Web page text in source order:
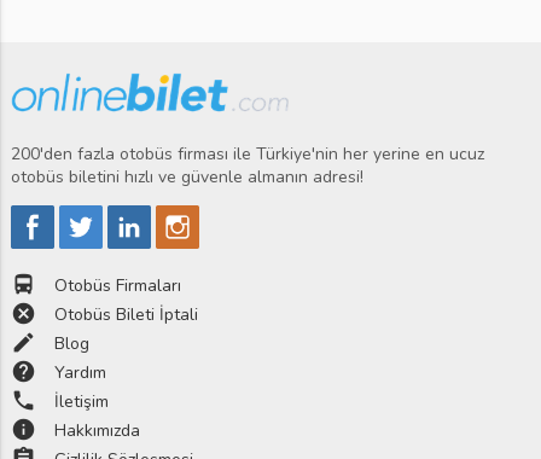
200'den fazla otobüs firması ile Türkiye'nin her yerine en ucuz
otobüs biletini hızlı ve güvenle almanın adresi!
directions_bus Otobüs Firmaları
cancel Otobüs Bileti İptali
edit Blog
help Yardım
phone İletişim
info Hakkımızda